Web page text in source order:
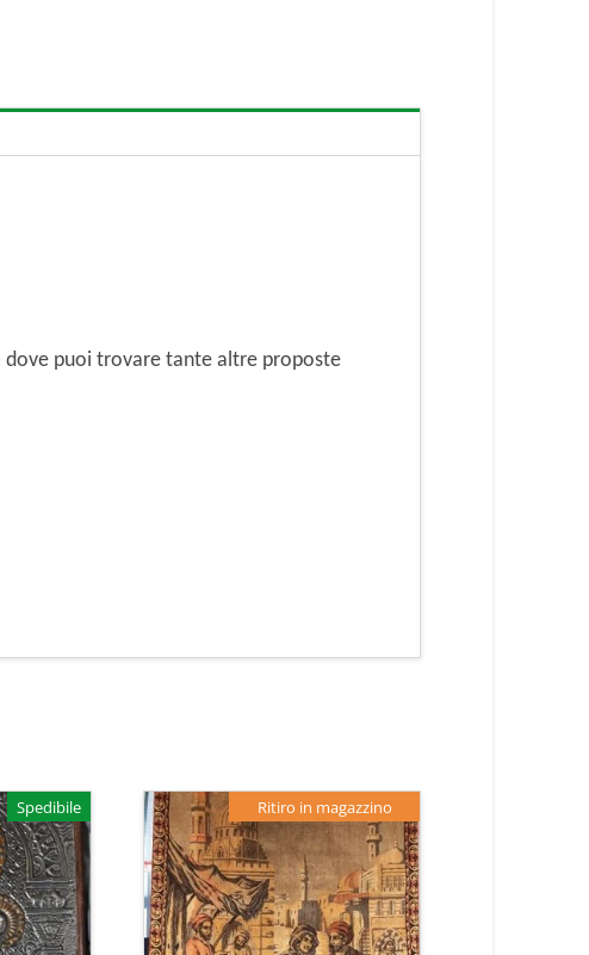
dove puoi trovare tante altre proposte
Spedibile Ritiro in magazzino